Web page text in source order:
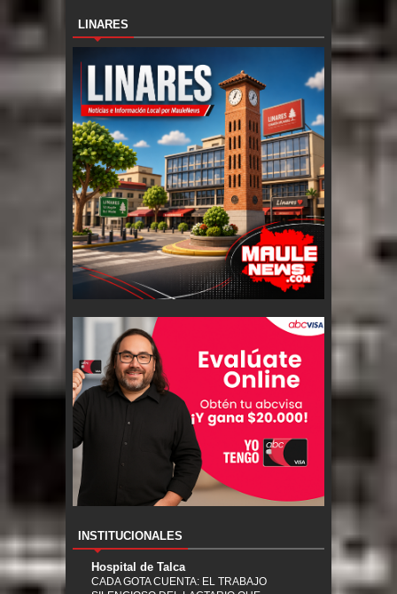
LINARES
INSTITUCIONALES
Hospital de Talca
CADA GOTA CUENTA: EL TRABAJO